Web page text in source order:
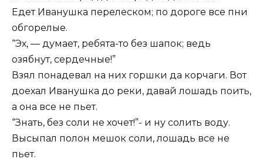
Едет Иванушка перелеском; по дороге все пни
обгорелые.
“Эх, — думает, ребята-то без шапок; ведь
озябнут, сердечные!”
Взял понадевал на них горшки да корчаги. Вот
доехал Иванушка до реки, давай лошадь поить,
а она все не пьет.
“Знать, без соли не хочет!”- и ну солить воду.
Высыпал полон мешок соли, лошадь все не
пьет.